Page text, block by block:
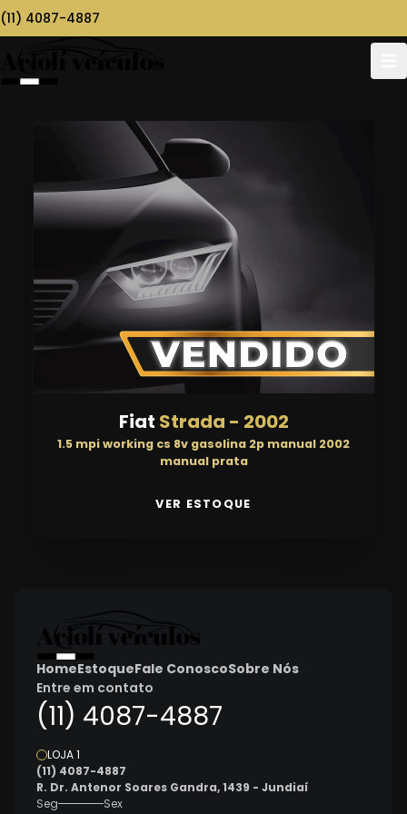
(11) 4087-4887
Fiat Strada - 2002
1.5 mpi working cs 8v gasolina 2p manual 2002
manual prata
VER ESTOQUE
HomeEstoqueFale ConoscoSobre Nós
Entre em contato
(11) 4087-4887
LOJA 1
(11) 4087-4887
R. Dr. Antenor Soares Gandra, 1439 - Jundiaí
Seg
Sex